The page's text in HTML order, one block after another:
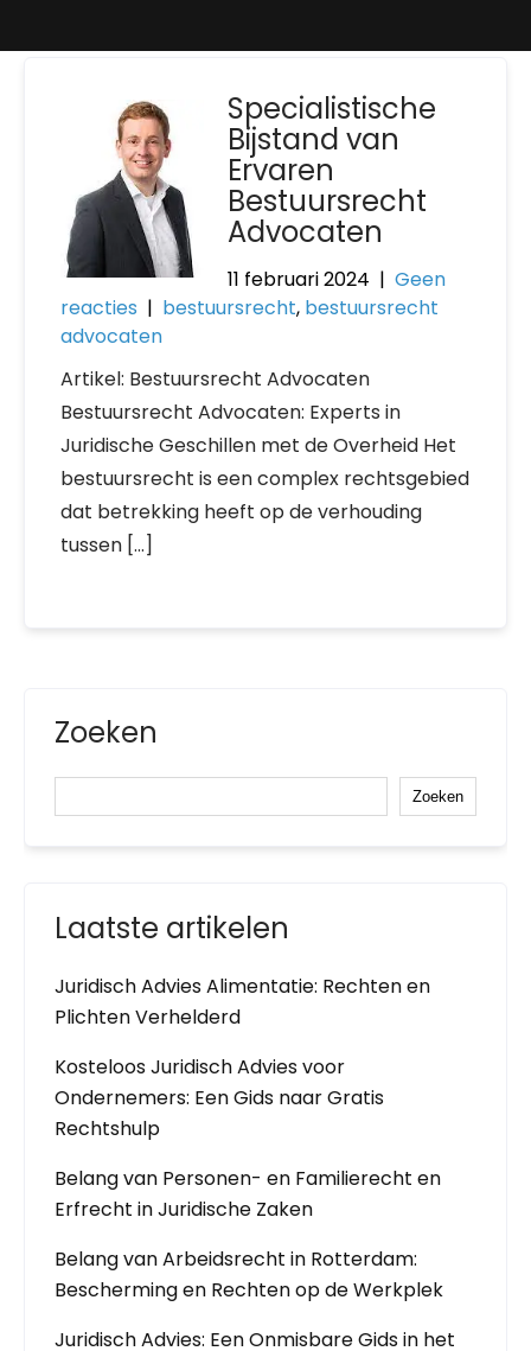
Specialistische
Bijstand van
Ervaren
Bestuursrecht
Advocaten
11 februari 2024 |Geen
reacties | bestuursrecht, bestuursrecht
advocaten
Artikel: Bestuursrecht Advocaten
Bestuursrecht Advocaten: Experts in
Juridische Geschillen met de Overheid Het
bestuursrecht is een complex rechtsgebied
dat betrekking heeft op de verhouding
tussen […]
Zoeken
Zoeken
Laatste artikelen
Juridisch Advies Alimentatie: Rechten en
Plichten Verhelderd
Kosteloos Juridisch Advies voor
Ondernemers: Een Gids naar Gratis
Rechtshulp
Belang van Personen- en Familierecht en
Erfrecht in Juridische Zaken
Belang van Arbeidsrecht in Rotterdam:
Bescherming en Rechten op de Werkplek
Juridisch Advies: Een Onmisbare Gids in het